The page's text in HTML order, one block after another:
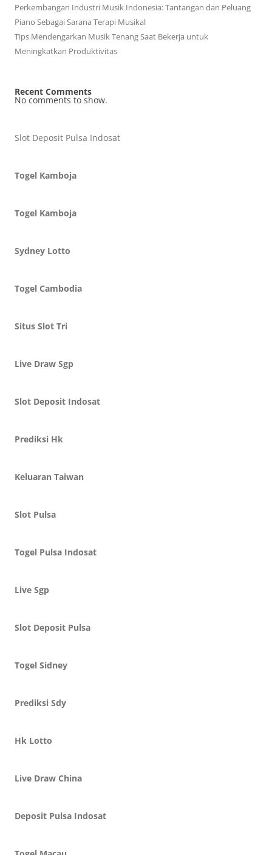
Perkembangan Industri Musik Indonesia: Tantangan dan Peluang
Piano Sebagai Sarana Terapi Musikal
Tips Mendengarkan Musik Tenang Saat Bekerja untuk
Meningkatkan Produktivitas
Recent Comments
No comments to show.
Slot Deposit Pulsa Indosat
Togel Kamboja
Togel Kamboja
Sydney Lotto
Togel Cambodia
Situs Slot Tri
Live Draw Sgp
Slot Deposit Indosat
Prediksi Hk
Keluaran Taiwan
Slot Pulsa
Togel Pulsa Indosat
Live Sgp
Slot Deposit Pulsa
Togel Sidney
Prediksi Sdy
Hk Lotto
Live Draw China
Deposit Pulsa Indosat